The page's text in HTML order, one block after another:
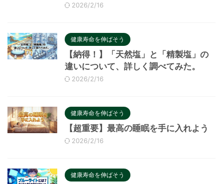
2026/2/16
健康寿命を伸ばそう
【納得！】「天然塩」と「精製塩」の
違いについて、詳しく調べてみた。
2026/2/16
健康寿命を伸ばそう
【超重要】最高の睡眠を手に入れよう
2026/2/16
健康寿命を伸ばそう